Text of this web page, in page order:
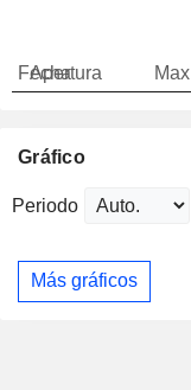
Fecha
Apertura Max
Gráfico
Periodo
Más gráficos